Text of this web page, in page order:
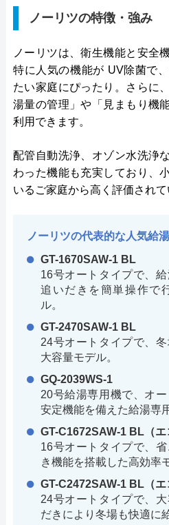
ノーリツの特徴・強み
ノーリツは、衛生機能と安全
特に人気の機能が UV除菌で
たい家庭にぴったり。さらに
湯量の管理」や「見まもり機
利用できます。
配管自動洗浄、オゾン水洗浄
わった機能も充実しており、
いるご家庭から高く評価されて
ノーリツの代表的な人気給
GT-1670SAW-1 BL
16号オートタイプで、
追いだきを簡単操作で
ル。
GT-2470SAW-1 BL
24号オートタイプで、
大容量モデル。
GQ-2039WS-1
20号給湯専用機で、オ
安定機能を備えた給湯専
GT-C1672SAW-1 BL（エ
16号オートタイプで、
き機能を搭載した高効率
GT-C2472SAW-1 BL（エ
24号オートタイプで、
だきにより冬場も快適に